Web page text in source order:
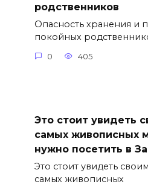
родственников
Опасность хранения и
покойных
0 405
Это стоит увидеть
самых живописных
нужно посетить в
Это стоит увидеть
самых живописных